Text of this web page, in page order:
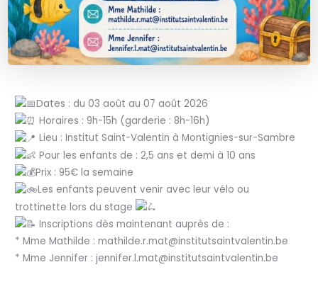
Dates : du 03 août au 07 août 2026
Horaires : 9h-15h (garderie : 8h-16h)
Lieu : Institut Saint-Valentin à Montignies-sur-Sambre
Pour les enfants de : 2,5 ans et demi à 10 ans
Prix : 95€ la semaine
Les enfants peuvent venir avec leur vélo ou
trottinette lors du stage
Inscriptions dès maintenant auprès de :
* Mme Mathilde : mathilde.r.mat@institutsaintvalentin.be
* Mme Jennifer : jennifer.l.mat@institutsaintvalentin.be